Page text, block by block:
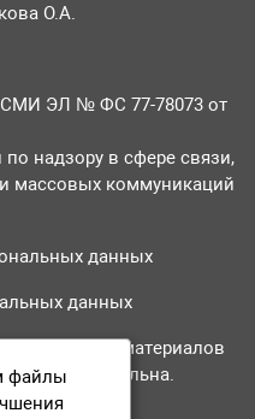
О.А.
СМИ ЭЛ № ФС 77-78073 от
надзору в сфере связи,
массовых коммуникаций
данных
данных
материалов
обязательна.
файлы